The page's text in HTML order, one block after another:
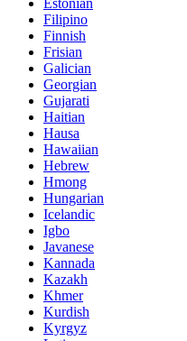
Estonian
Filipino
Finnish
Frisian
Galician
Georgian
Gujarati
Haitian
Hausa
Hawaiian
Hebrew
Hmong
Hungarian
Icelandic
Igbo
Javanese
Kannada
Kazakh
Khmer
Kurdish
Kyrgyz